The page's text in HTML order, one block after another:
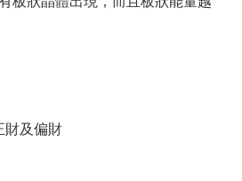
財及偏財